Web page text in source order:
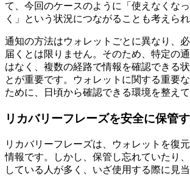
て、今回のケースのように「使えなくな
く」という状況につながることも考えられ
通知の方法はウォレットごとに異なり、
届くとは限りません。そのため、特定の
はなく、複数の経路で情報を確認できる
とが重要です。ウォレットに関する重要
ために、日頃から確認できる環境を整えて
リカバリーフレーズを安全に保管
リカバリーフレーズは、ウォレットを復
情報です。しかし、保管し忘れていたり
している人が多く、いざ使用する際に見